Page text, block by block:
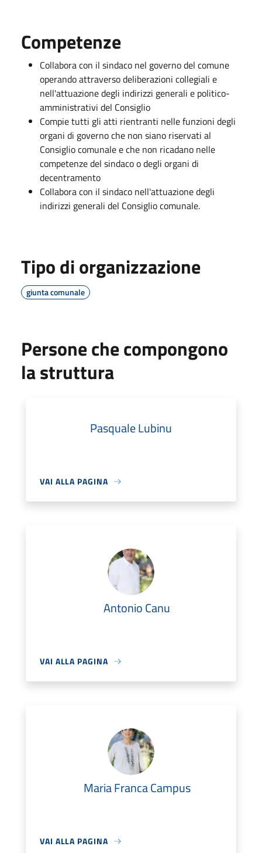
Competenze
Collabora con il sindaco nel governo del comune
operando attraverso deliberazioni collegiali e
nell'attuazione degli indirizzi generali e politico-
amministrativi del Consiglio
Compie tutti gli atti rientranti nelle funzioni degli
organi di governo che non siano riservati al
Consiglio comunale e che non ricadano nelle
competenze del sindaco o degli organi di
decentramento
Collabora con il sindaco nell'attuazione degli
indirizzi generali del Consiglio comunale.
Tipo di organizzazione
giunta comunale
Persone che compongono
la struttura
Pasquale Lubinu
VAI ALLA PAGINA
Antonio Canu
VAI ALLA PAGINA
Maria Franca Campus
VAI ALLA PAGINA